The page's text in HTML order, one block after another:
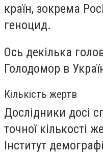
країн, зокрема
геноцид.
Ось декілька
Голодомор в
Кількість жертв
Дослідники досі
точної кількості
Інститут